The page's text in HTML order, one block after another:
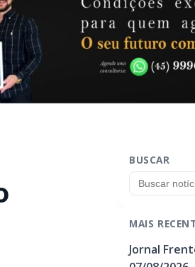
BUSCAR
MAIS
Jornal